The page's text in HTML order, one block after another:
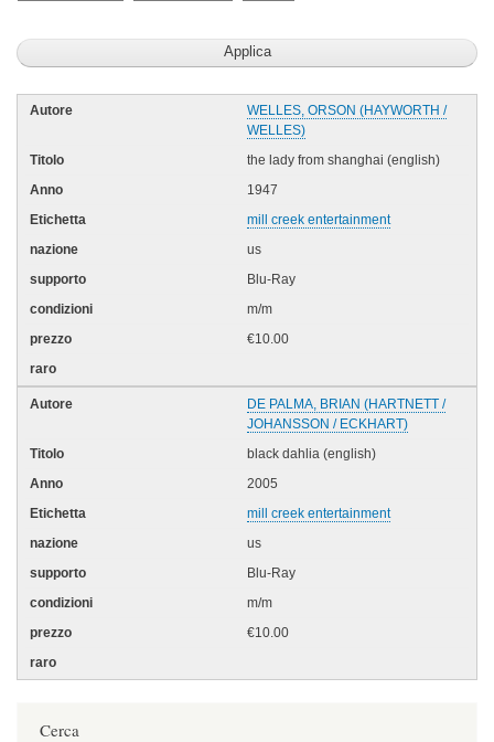
WELLES, ORSON (HAYWORTH /
WELLES)
the lady from shanghai (english)
1947
mill creek entertainment
us
Blu-Ray
m/m
€10.00
DE PALMA, BRIAN (HARTNETT /
JOHANSSON / ECKHART)
black dahlia (english)
2005
mill creek entertainment
us
Blu-Ray
m/m
€10.00
Cerca